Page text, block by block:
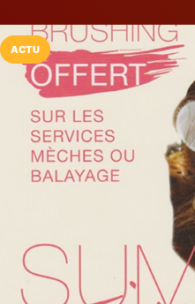
Installez
Téléchargez
commerces
ACTU